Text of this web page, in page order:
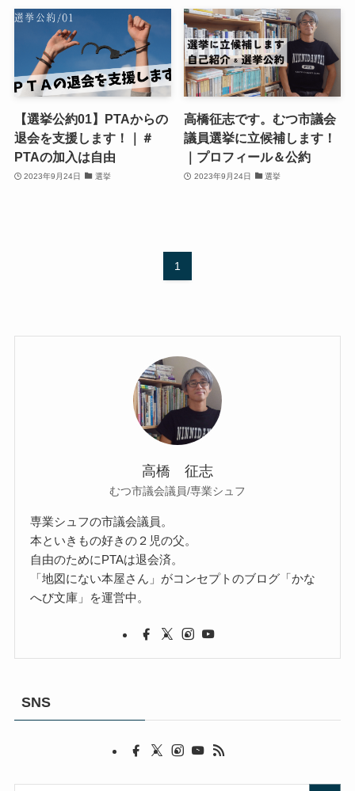
【選挙公約01】PTAからの
退会を支援します！｜＃
PTAの加入は自由
2023年9月24日 選挙
高橋征志です。むつ市議会
議員選挙に立候補します！
｜プロフィール＆公約
2023年9月24日 選挙
1
高橋 征志
むつ市議会議員/専業シュフ
専業シュフの市議会議員。
本といきもの好きの２児の父。
自由のためにPTAは退会済。
「地図にない本屋さん」がコンセプトのブログ「かな
へび文庫」を運営中。
SNS